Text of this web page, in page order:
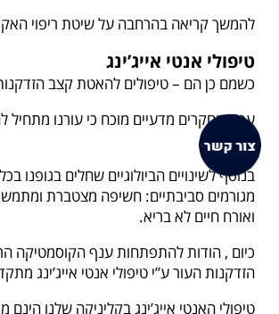
להמשך קריאה בהרחבה על שיטת ריפוי
טיפולי אנטי אייג’ינג
כשמם כן הם – טיפולים להאטת קצב
עפ”י מחקרים מדעיים מוכח כי עורנו
לחיינו.
בנוסף לשינויים הביולוגיים שחלים
מגורמים סביבתיים: חשיפה מצטברת
ואורח חיים לא בריא.
כיום , הודות להתפתחות ענף הקוסמטיקה
הזדקנות העור ע”י טיפולי אנטי אייג’ינג
טיפולי האנטי אייג’ינג בקליניקה שלנו